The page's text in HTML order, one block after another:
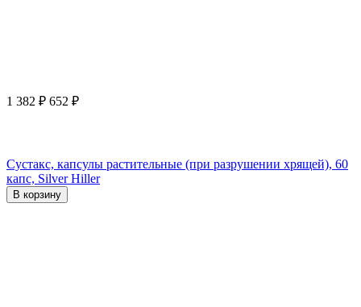
1 382 ₽ 652 ₽
Сустакс, капсулы растительные (при разрушении хрящей), 60
капс, Silver Hiller
В корзину